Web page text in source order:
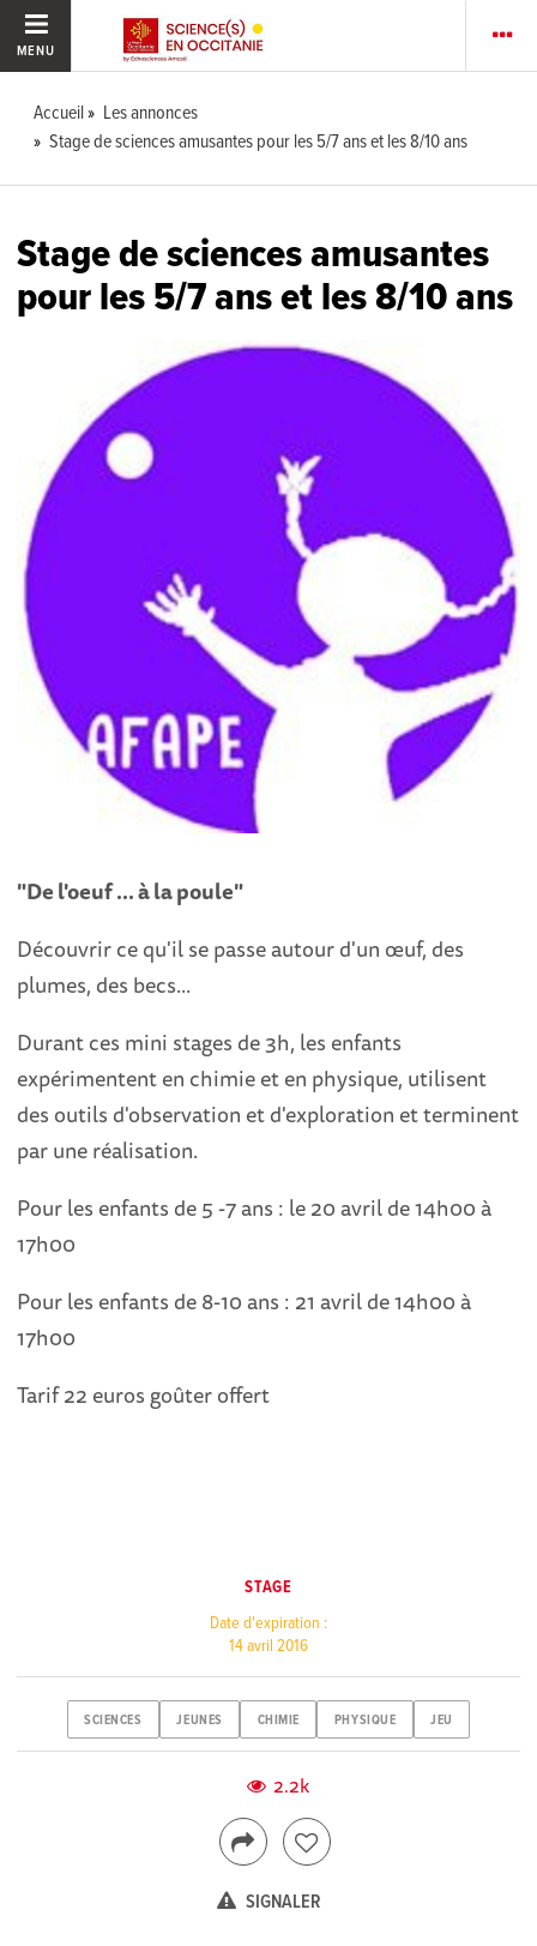
MENU
Accueil
Les annonces
Stage de sciences amusantes pour les 5/7 ans et les 8/10 ans
Stage de sciences amusantes
pour les 5/7 ans et les 8/10 ans
"De l'oeuf ... à la poule"
Découvrir ce qu'il se passe autour d'un œuf, des
plumes, des becs...
Durant ces mini stages de 3h, les enfants
expérimentent en chimie et en physique, utilisent
des outils d'observation et d'exploration et terminent
par une réalisation.
Pour les enfants de 5 -7 ans : le 20 avril de 14h00 à
17h00
Pour les enfants de 8-10 ans : 21 avril de 14h00 à
17h00
Tarif 22 euros goûter offert
STAGE
Date d'expiration :
14 avril 2016
SCIENCES JEUNES CHIMIE PHYSIQUE JEU
2.2k
SIGNALER